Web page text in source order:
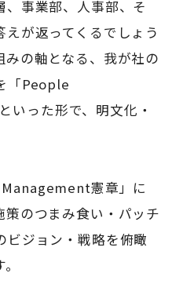
、事業部、人事部、そ
が返ってくるでしょう
の軸となる、我が社の
「People
いった形で、明文化・
憲章」に
のつまみ食い・パッチ
ビジョン・戦略を俯瞰